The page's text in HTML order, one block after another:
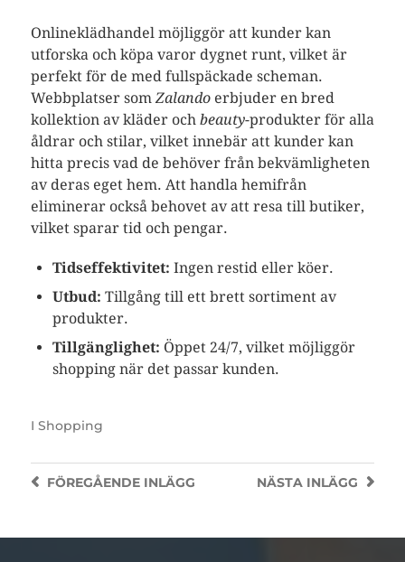
Onlineklädhandel möjliggör att kunder kan
utforska och köpa varor dygnet runt, vilket är
perfekt för de med fullspäckade scheman.
Webbplatser som Zalandoerbjuder en bred
kollektion av kläder och beauty-produkter för alla
åldrar och stilar, vilket innebär att kunder kan
hitta precis vad de behöver från bekvämligheten
av deras eget hem. Att handla hemifrån
eliminerar också behovet av att resa till butiker,
vilket sparar tid och pengar.
Tidseffektivitet: Ingen restid eller köer.
Utbud: Tillgång till ett brett sortiment av
produkter.
Tillgänglighet: Öppet 24/7, vilket möjliggör
shopping när det passar kunden.
I Shopping
NÄSTA INLÄGG
FÖREGÅENDEINLÄGG